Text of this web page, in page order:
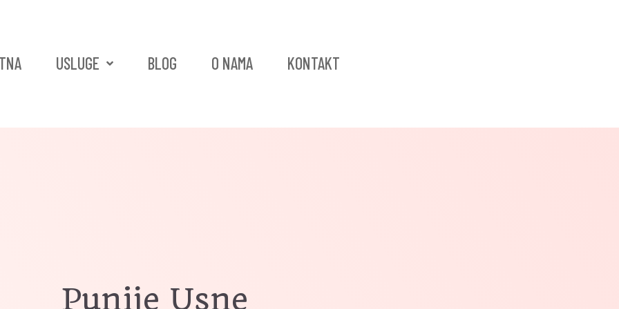
USLUGE BLOG O NAMA KONTAKT
Punije Usne